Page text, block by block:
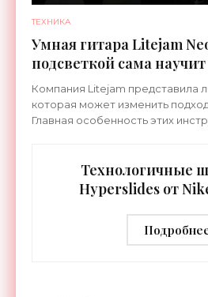
ТЕХНИКА
Умная гитара Litejam
подсветкой сама
«Гаджеты»
Компания Litejam представила
которая может изменить
Главная особенность этих
Технологичные
Hyperslides от
тренировки -